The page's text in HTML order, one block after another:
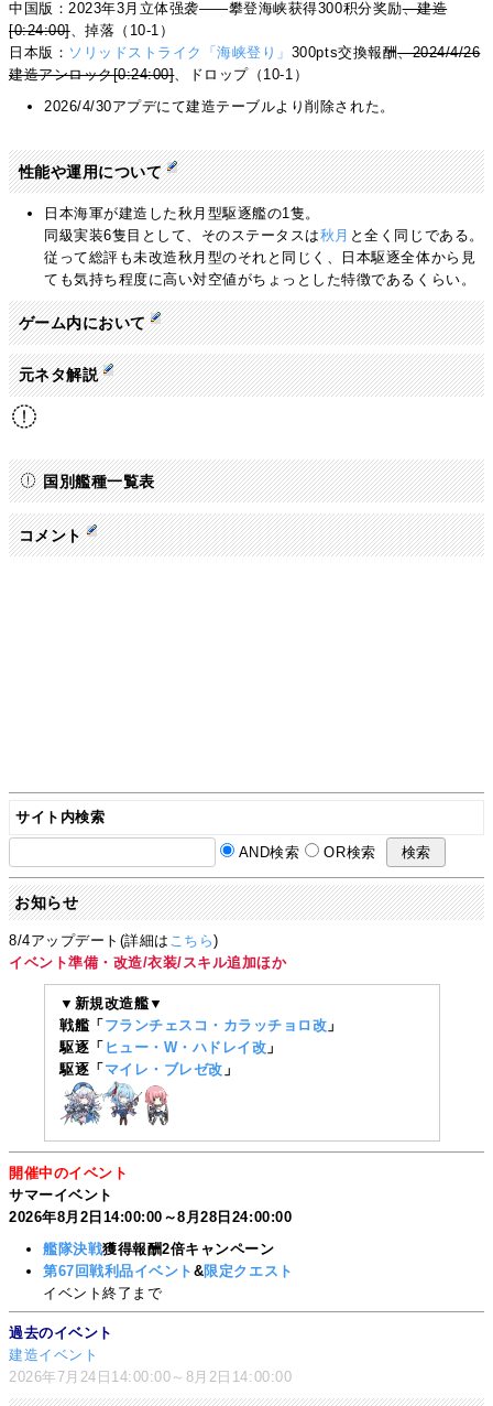
中国版：2023年3月立体强袭——攀登海峡获得300积分奖励、建造
[0:24:00]、掉落（10-1）
日本版： ソリッドストライク「海峡登り」 300pts交換報酬、2024/4/26
建造アンロック[0:24:00]、ドロップ（10-1）
2026/4/30アプデにて建造テーブルより削除された。
性能や運用について
日本海軍が建造した秋月型駆逐艦の1隻。
同級実装6隻目として、そのステータスは秋月 と全く同じである。
従って総評も未改造秋月型のそれと同じく、日本駆逐全体から見
ても気持ち程度に高い対空値がちょっとした特徴であるくらい。
ゲーム内において
元ネタ解説
国別艦種一覧表
コメント
サイト内検索
AND検索 OR検索
お知らせ
8/4アップデート(詳細は こちら)
イベント準備・改造/衣装/スキル追加ほか
▼新規改造艦▼
戦艦「 フランチェスコ・カラッチョロ改 」
駆逐「 ヒュー・W・ハドレイ改 」
駆逐「 マイレ・ブレゼ改 」
開催中のイベント
サマーイベント
2026年8月2日14:00:00～8月28日24:00:00
艦隊決戦獲得報酬2倍キャンペーン
第67回戦利品イベント &限定クエスト
イベント終了まで
過去のイベント
建造イベント
2026年7月24日14:00:00～8月2日14:00:00